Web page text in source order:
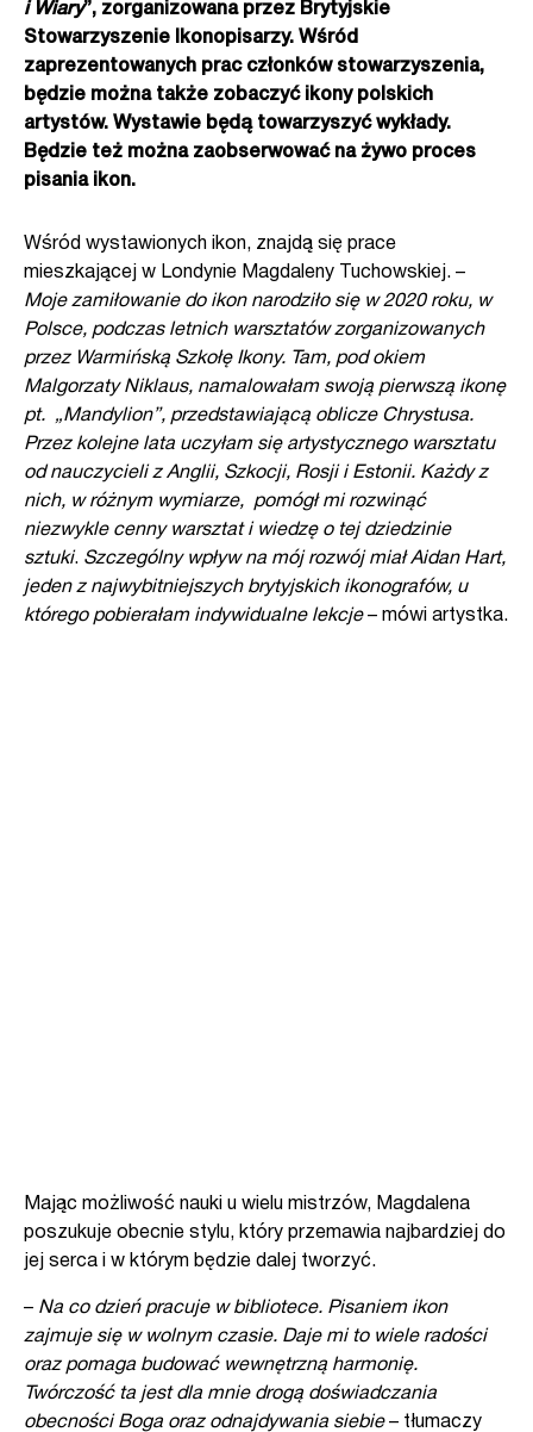
i Wiary”, zorganizowana przez Brytyjskie
Stowarzyszenie Ikonopisarzy. Wśród
zaprezentowanych prac członków stowarzyszenia,
będzie można także zobaczyć ikony polskich
artystów. Wystawie będą towarzyszyć wykłady.
Będzie też można zaobserwować na żywo proces
pisania ikon.
Wśród wystawionych ikon, znajdą się prace
mieszkającej w Londynie Magdaleny Tuchowskiej. –
Moje zamiłowanie do ikon narodziło się w 2020 roku, w
Polsce, podczas letnich warsztatów zorganizowanych
przez Warmińską Szkołę Ikony. Tam, pod okiem
Malgorzaty Niklaus, namalowałam swoją pierwszą ikonę
pt. „Mandylion”, przedstawiającą oblicze Chrystusa.
Przez kolejne lata uczyłam się artystycznego warsztatu
od nauczycieli z Anglii, Szkocji, Rosji i Estonii. Każdy z
nich, w różnym wymiarze, pomógł mi rozwinąć
niezwykle cenny warsztat i wiedzę o tej dziedzinie
sztuki. Szczególny wpływ na mój rozwój miał Aidan Hart,
jeden z najwybitniejszych brytyjskich ikonografów, u
którego pobierałam indywidualne lekcje – mówi artystka.
Mając możliwość nauki u wielu mistrzów, Magdalena
poszukuje obecnie stylu, który przemawia najbardziej do
jej serca i w którym będzie dalej tworzyć.
– Na co dzień pracuje w bibliotece. Pisaniem ikon
zajmuje się w wolnym czasie. Daje mi to wiele radości
oraz pomaga budować wewnętrzną harmonię.
Twórczość ta jest dla mnie drogą doświadczania
obecności Boga oraz odnajdywania siebie– tłumaczy